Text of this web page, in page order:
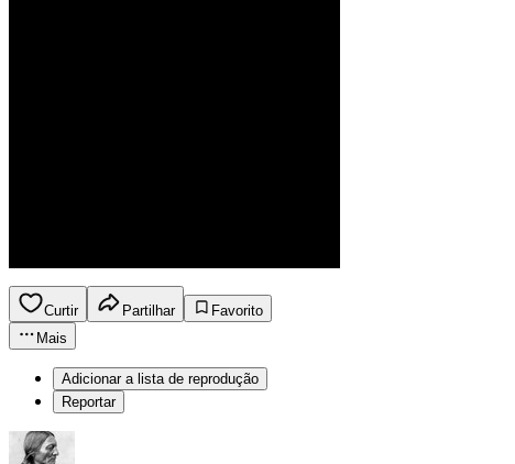
Curtir Partilhar
Favorito
Mais
Adicionar a lista de reprodução
Reportar